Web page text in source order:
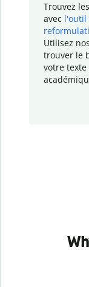
Trouvez
avec l'outil
Utilisez
trouver le
votre